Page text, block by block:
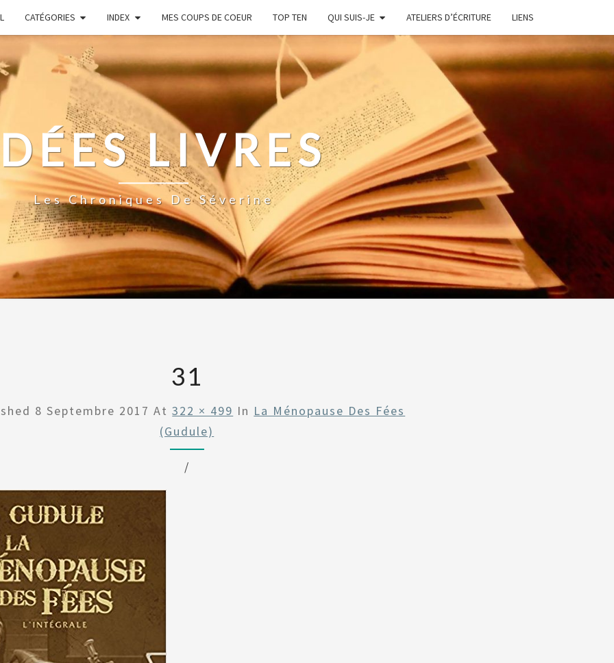
CATÉGORIES INDEX MES COUPS DE COEUR TOP TEN QUI SUIS-JE ATELIERS D’ÉCRITURE LIENS
LIVRES
Les Chroniques De Séverine
31
8 Septembre 2017 At322 × 499 In La Ménopause Des Fées
(Gudule)
/